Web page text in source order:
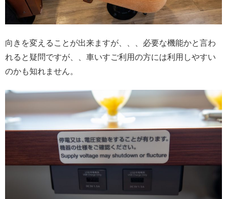
向きを変えることが出来ますが、、、必要な機能かと言わ
れると疑問ですが、、車いすご利用の方には利用しやすい
のかも知れません。